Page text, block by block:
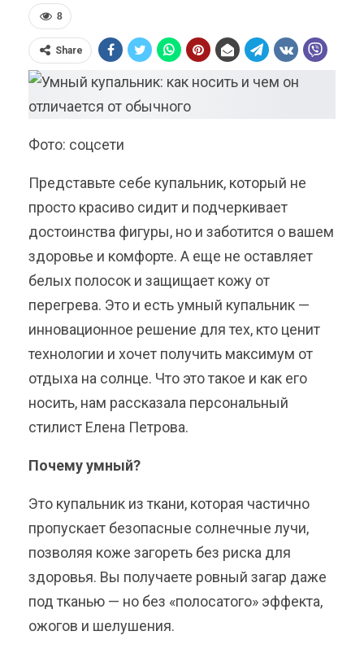
8
Share
Фото: соцсети
Представьте себе купальник, который не
просто красиво сидит и подчеркивает
достоинства фигуры, но и заботится о вашем
здоровье и комфорте. А еще не оставляет
белых полосок и защищает кожу от
перегрева. Это и есть умный купальник —
инновационное решение для тех, кто ценит
технологии и хочет получить максимум от
отдыха на солнце. Что это такое и как его
носить, нам рассказала персональный
стилист Елена Петрова.
Почему умный?
Это купальник из ткани, которая частично
пропускает безопасные солнечные лучи,
позволяя коже загореть без риска для
здоровья. Вы получаете ровный загар даже
под тканью — но без «полосатого» эффекта,
ожогов и шелушения.